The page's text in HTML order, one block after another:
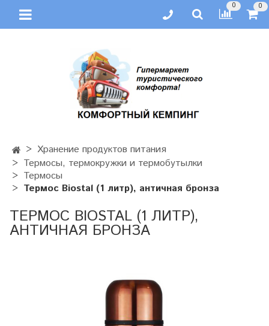
0 0
Хранение продуктов питания
Термосы, термокружки и термобутылки
Термосы
Термос Biostal (1 литр), античная бронза
ТЕРМОС BIOSTAL (1 ЛИТР),
АНТИЧНАЯ БРОНЗА